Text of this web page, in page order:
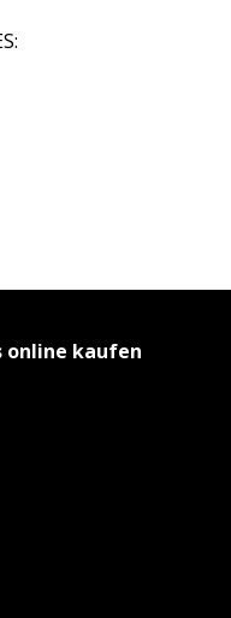
online kaufen